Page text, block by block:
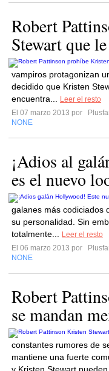
Robert
Stewart que
vampiros protagonizan
decidido que Kristen
encuentra...
Leer el resto
El 07 marzo 2013 por
NONE
¡Adios al
es el nuevo
galanes más codiciados
su personalidad. Sin
totalmente...
Leer el resto
El 06 marzo 2013 por
NONE
Robert
se mandan
constantes rumores de
mantiene una fuerte